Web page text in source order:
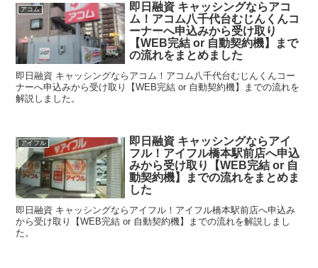
アコム
即日融資 キャッシングならアコ
ム！アコム八千代台むじんくんコ
ーナーへ申込みから受け取り
【WEB完結 or 自動契約機】まで
の流れをまとめました
即日融資 キャッシングならアコム！アコム八千代台むじんくんコー
ナーへ申込みから受け取り【WEB完結 or 自動契約機】までの流れを
解説しました。
アイフル
即日融資 キャッシングならアイ
フル！アイフル橋本駅前店へ申込
みから受け取り【WEB完結 or 自
動契約機】までの流れをまとめま
した
即日融資 キャッシングならアイフル！アイフル橋本駅前店へ申込み
から受け取り【WEB完結 or 自動契約機】までの流れを解説しまし
た。